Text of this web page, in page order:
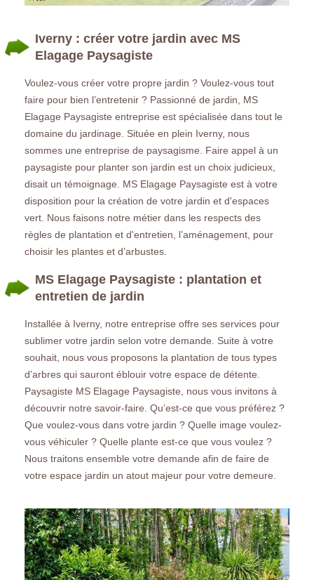
Iverny : créer votre jardin avec MS
Elagage Paysagiste
Voulez-vous créer votre propre jardin ? Voulez-vous tout
faire pour bien l’entretenir ? Passionné de jardin, MS
Elagage Paysagiste entreprise est spécialisée dans tout le
domaine du jardinage. Située en plein Iverny, nous
sommes une entreprise de paysagisme. Faire appel à un
paysagiste pour planter son jardin est un choix judicieux,
disait un témoignage. MS Elagage Paysagiste est à votre
disposition pour la création de votre jardin et d'espaces
vert. Nous faisons notre métier dans les respects des
règles de plantation et d'entretien, l’aménagement, pour
choisir les plantes et d’arbustes.
MS Elagage Paysagiste : plantation et
entretien de jardin
Installée à Iverny, notre entreprise offre ses services pour
sublimer votre jardin selon votre demande. Suite à votre
souhait, nous vous proposons la plantation de tous types
d’arbres qui sauront éblouir votre espace de détente.
Paysagiste MS Elagage Paysagiste, nous vous invitons à
découvrir notre savoir-faire. Qu’est-ce que vous préférez ?
Que voulez-vous dans votre jardin ? Quelle image voulez-
vous véhiculer ? Quelle plante est-ce que vous voulez ?
Nous traitons ensemble votre demande afin de faire de
votre espace jardin un atout majeur pour votre demeure.